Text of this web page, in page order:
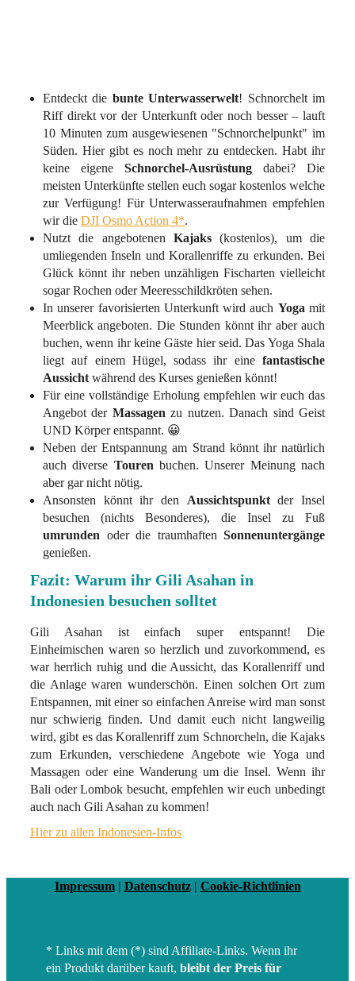
Entdeckt die bunte Unterwasserwelt! Schnorchelt im
Riff direkt vor der Unterkunft oder noch besser – lauft
10 Minuten zum ausgewiesenen "Schnorchelpunkt" im
Süden. Hier gibt es noch mehr zu entdecken. Habt ihr
keine eigene Schnorchel-Ausrüstung dabei? Die
meisten Unterkünfte stellen euch sogar kostenlos welche
zur Verfügung! Für Unterwasseraufnahmen empfehlen
wir die DJI Osmo Action 4*.
Nutzt die angebotenen Kajaks(kostenlos), um die
umliegenden Inseln und Korallenriffe zu erkunden. Bei
Glück könnt ihr neben unzähligen Fischarten vielleicht
sogar Rochen oder Meeresschildkröten sehen.
In unserer favorisierten Unterkunft wird auch Yogamit
Meerblick angeboten. Die Stunden könnt ihr aber auch
buchen, wenn ihr keine Gäste hier seid. Das Yoga Shala
liegt auf einem Hügel, sodass ihr eine fantastische
Aussichtwährend des Kurses genießen könnt!
Für eine vollständige Erholung empfehlen wir euch das
Angebot der Massagenzu nutzen. Danach sind Geist
UND Körper entspannt. 😀
Neben der Entspannung am Strand könnt ihr natürlich
auch diverse Tourenbuchen. Unserer Meinung nach
aber gar nicht nötig.
Ansonsten könnt ihr den Aussichtspunktder Insel
besuchen (nichts Besonderes), die Insel zu Fuß
umrunden oder die traumhaften Sonnenuntergänge
genießen.
Fazit: Warum ihr Gili Asahan in
Indonesien besuchen solltet
Gili Asahan ist einfach super entspannt! Die
Einheimischen waren so herzlich und zuvorkommend, es
war herrlich ruhig und die Aussicht, das Korallenriff und
die Anlage waren wunderschön. Einen solchen Ort zum
Entspannen, mit einer so einfachen Anreise wird man sonst
nur schwierig finden. Und damit euch nicht langweilig
wird, gibt es das Korallenriff zum Schnorcheln, die Kajaks
zum Erkunden, verschiedene Angebote wie Yoga und
Massagen oder eine Wanderung um die Insel. Wenn ihr
Bali oder Lombok besucht, empfehlen wir euch unbedingt
auch nach Gili Asahan zu kommen!
Hier zu allen Indonesien-Infos
Impressum| Datenschutz| Cookie-Richtlinien
* Links mit dem (*) sind Affiliate-Links. Wenn ihr
ein Produkt darüber kauft, bleibt der Preis für